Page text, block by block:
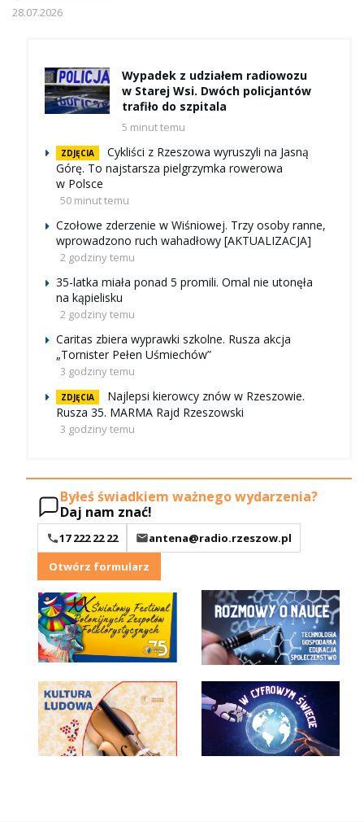
28.07.2026
Wypadek z udziałem radiowozu
w Starej Wsi. Dwóch policjantów
trafiło do szpitala
5 minut temu
ZDJĘCIA
Cykliści z Rzeszowa wyruszyli na Jasną
Górę. To najstarsza pielgrzymka rowerowa
w Polsce
50 minut temu
Czołowe zderzenie w Wiśniowej. Trzy osoby ranne,
wprowadzono ruch wahadłowy [AKTUALIZACJA]
2 godziny temu
35-latka miała ponad 5 promili. Omal nie utonęła
na kąpielisku
2 godziny temu
Caritas zbiera wyprawki szkolne. Rusza akcja
„Tornister Pełen Uśmiechów”
3 godziny temu
ZDJĘCIA
Najlepsi kierowcy znów w Rzeszowie.
Rusza 35. MARMA Rajd Rzeszowski
3 godziny temu
Byłeś świadkiem ważnego wydarzenia?
Daj nam znać!
17 222 22 22
antena@radio.rzeszow.pl
Otwórz formularz